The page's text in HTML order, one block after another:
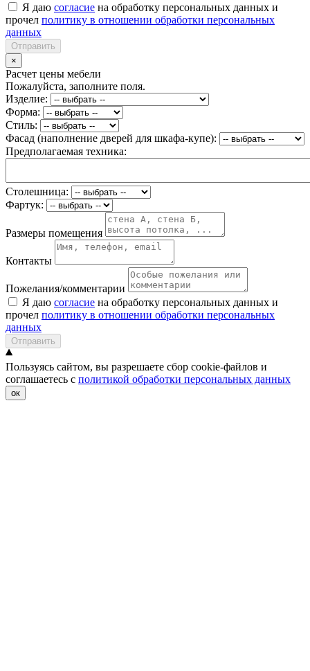
Я даю согласие на обработку персональных данных и
прочел политику в отношении обработки персональных
данных
Отправить
×
Расчет цены мебели
Пожалуйста, заполните поля.
Изделие:
Форма:
Стиль:
Фасад (наполнение дверей для шкафа-купе):
Предполагаемая техника:
Столешница:
Фартук:
Размеры помещения
Контакты
Пожелания/комментарии
Я даю согласие на обработку персональных данных и
прочел политику в отношении обработки персональных
данных
Отправить
Пользуясь сайтом, вы разрешаете сбор cookie-файлов и
соглашаетесь с политикой обработки персональных данных
ок